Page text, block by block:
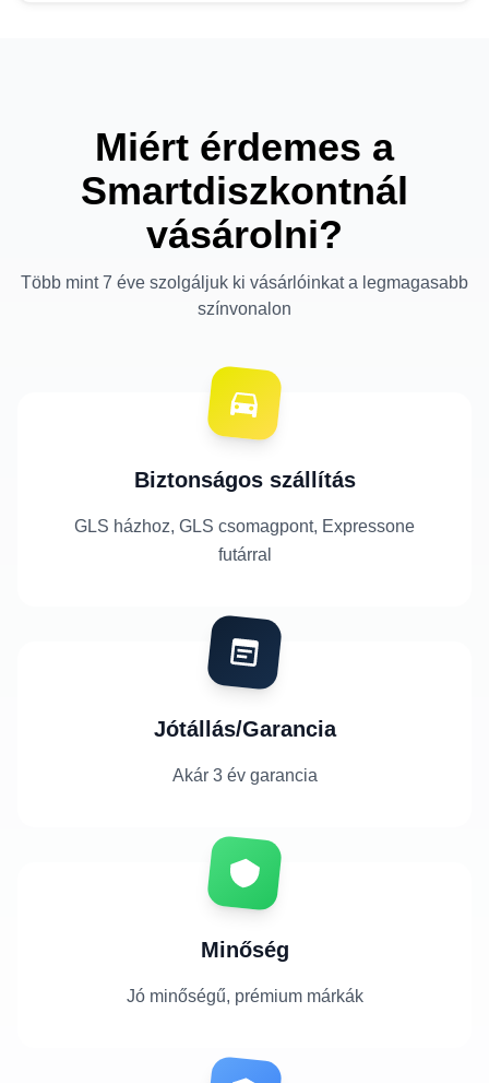
Miért érdemes a
Smartdiszkontnál
vásárolni?
Több mint 7 éve szolgáljuk ki vásárlóinkat a legmagasabb
színvonalon
Biztonságos szállítás
GLS házhoz, GLS csomagpont, Expressone
futárral
Jótállás/Garancia
Akár 3 év garancia
Minőség
Jó minőségű, prémium márkák